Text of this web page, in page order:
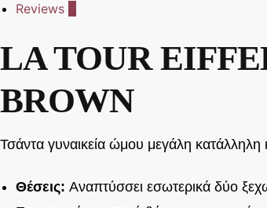
Reviews
LA TOUR
BROWN
Τσάντα γυναικεία ώμου μεγάλη κατάλληλη
Θέσεις: Αναπτύσσει εσωτερικά δύο